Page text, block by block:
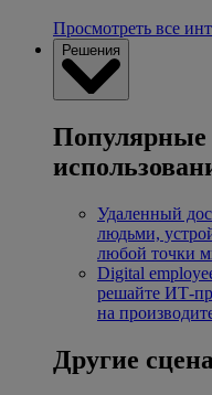
Просмотреть все
Решения
Популярные
Удаленный
людьми,
любой точки
Digital
решайте ИТ-
на
Другие